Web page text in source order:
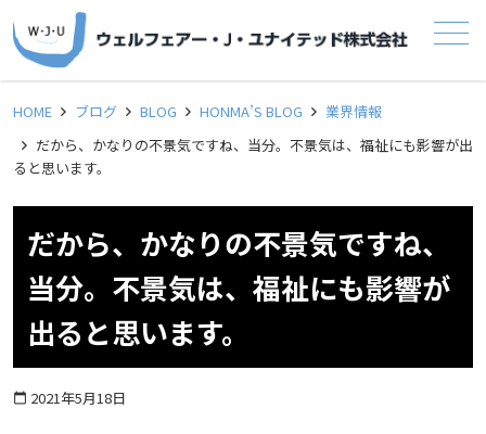
メニュー
HOME ブログ BLOG HONMA’S BLOG
業界情報
だから、かなりの不景気ですね、当分。不景気は、福祉にも影響が出
ると思います。
だから、かなりの不景気ですね、
当分。不景気は、福祉にも影響が
出ると思います。
calendar_today 2021年5月18日